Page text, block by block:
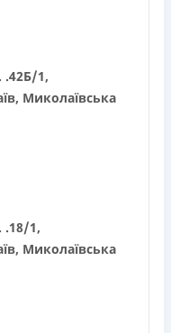
.42Б/1,
Миколаївська
.18/1,
Миколаївська